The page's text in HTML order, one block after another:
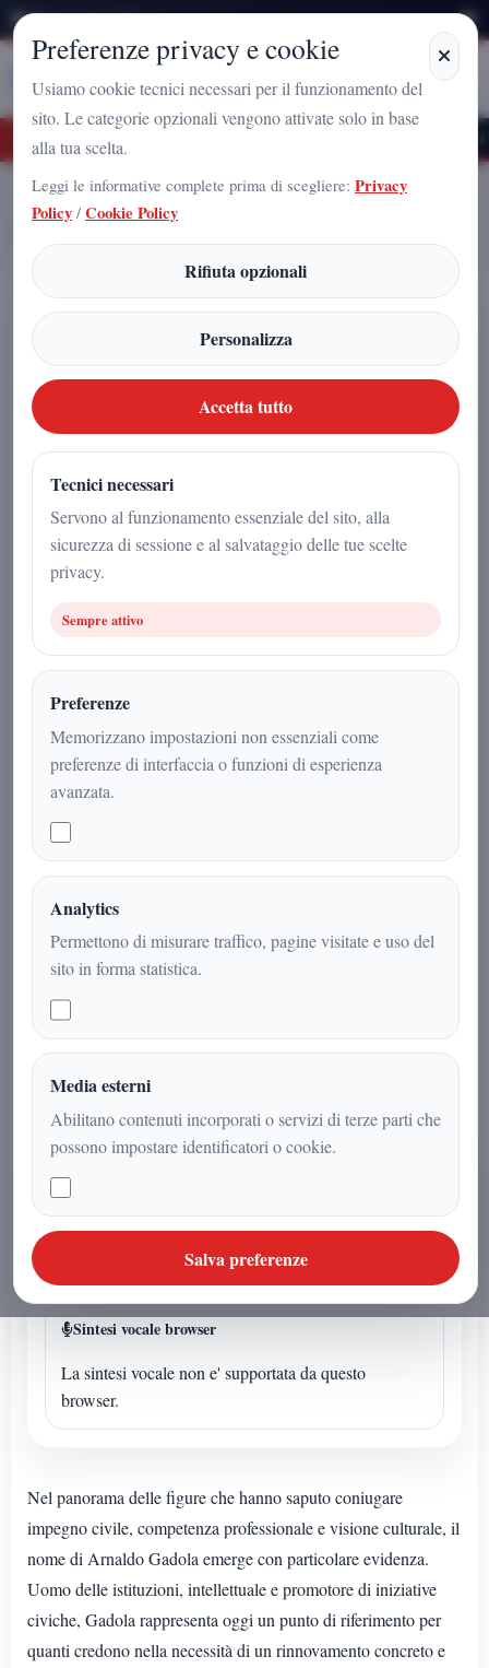
Sabato 8 Agosto 2026
StampaCampania
Home
Articoli
Arnaldo Gadola: “Le priorità in Campania saranno la sanità e
l’occupazione giovanile”
Arnaldo Gadola: “Le priorità in
Campania saranno la sanità e
l’occupazione giovanile”
20 marzo 2026
3min | Politica
Il referente del Comitato Caserta 203
di Futuro Nazionale traccia le linee
guida per il rilancio del territorio:
sanità efficiente, infrastrutture
dignitose e meritocrazia al centro
dell’azione pubblica
Ascolta o avvia la sintesi
lettura sintetica dal browser.
Sintesi vocale browser
La sintesi vocale non e' supportata da questo
browser.
Nel panorama delle figure che hanno saputo coniugare
impegno civile, competenza professionale e visione culturale, il
nome di Arnaldo Gadola emerge con particolare evidenza.
Uomo delle istituzioni, intellettuale e promotore di iniziative
civiche, Gadola rappresenta oggi un punto di riferimento per
quanti credono nella necessità di un rinnovamento concreto e
Preferenze privacy e cookie
Usiamo cookie tecnici necessari per il funzionamento del
sito. Le categorie opzionali vengono attivate solo in base
alla tua scelta.
Leggi le informative complete prima di scegliere: Privacy
Policy / Cookie Policy
Rifiuta opzionali
Personalizza
Accetta tutto
Tecnici necessari
Servono al funzionamento essenziale del sito, alla
sicurezza di sessione e al salvataggio delle tue scelte
privacy.
Sempre attivo
Preferenze
Memorizzano impostazioni non essenziali come
preferenze di interfaccia o funzioni di esperienza
avanzata.
Analytics
Permettono di misurare traffico, pagine visitate e uso del
sito in forma statistica.
Media esterni
Abilitano contenuti incorporati o servizi di terze parti che
possono impostare identificatori o cookie.
Salva preferenze